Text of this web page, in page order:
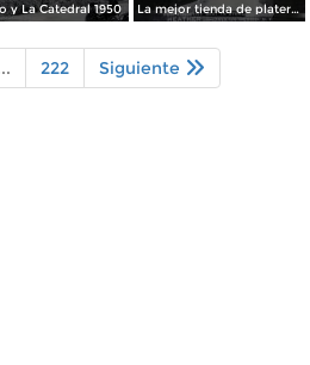
y La Catedral 1950 La mejor tienda de plateria.
222 Siguiente